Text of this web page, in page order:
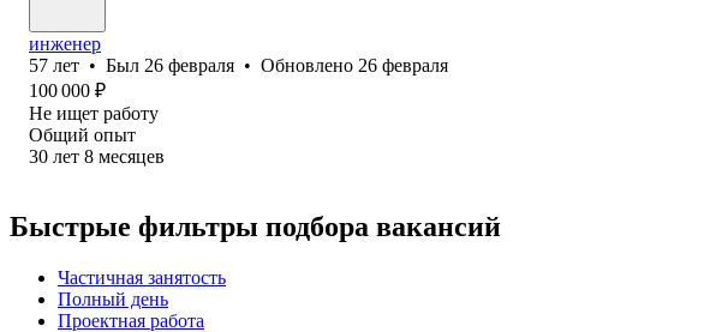
инженер
57 лет • Был 26 февраля • Обновлено 26 февраля
100 000 ₽
Не ищет работу
Общий опыт
30 лет 8 месяцев
Быстрые фильтры подбора вакансий
Частичная занятость
Полный день
Проектная работа